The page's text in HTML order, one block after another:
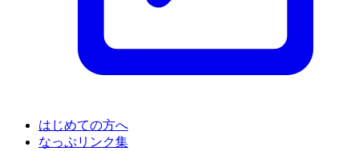
はじめての方へ
なっぷリンク集